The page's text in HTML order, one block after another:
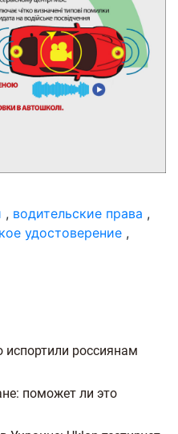
, водительские права ,
удостоверение ,
россиянам
поможет ли это